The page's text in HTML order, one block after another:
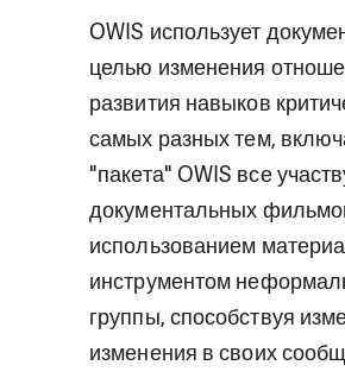
OWIS использует
целью изменения
развития навыков
самых разных тем,
"пакета" OWIS все
документальных
использованием
инструментом
группы, способствуя
изменения в своих